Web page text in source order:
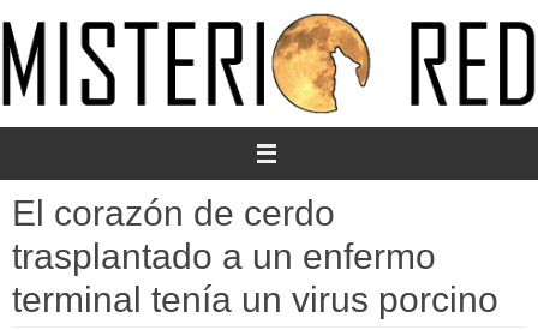
al
contenido
El corazón de cerdo
trasplantado a un enfermo
terminal tenía un virus porcino